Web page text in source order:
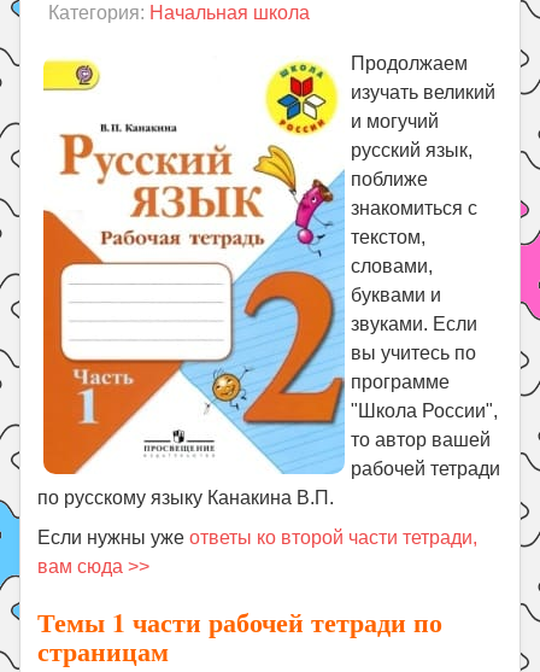
ГДЗ
Праздники
Психология
Летом!
Поиск
Категория: Начальная школа
Продолжаем
изучать великий
и могучий
русский язык,
поближе
знакомиться с
текстом,
словами,
буквами и
звуками. Если
вы учитесь по
программе
"Школа России",
то автор вашей
рабочей тетради
по русскому языку Канакина В.П.
Если нужны ужеответы ко второй части тетради,
вам сюда >>
Темы 1 части рабочей тетради по
страницам